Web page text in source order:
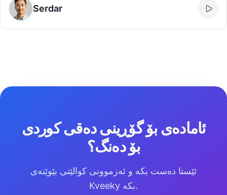
Serdar
ئامادەی بۆ گۆڕینی دەقی کوردی
بۆ دەنگ؟
ئێستا دەست بکە و ئەزموونی کوالێتی بێوێنەی
Kveeky بکە.